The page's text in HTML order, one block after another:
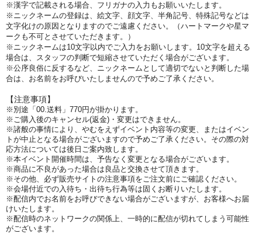
※漢字で記載される場合、フリガナの入力もお願いいたします。
※ニックネームの登録は、絵文字、顔文字、半角記号、特殊記号などは
文字化けの原因となりますのでご遠慮ください。（ハートマークや星マ
ークも不可とさせていただきます。）
※ニックネームは10文字以内でご入力をお願いします。10文字を超える
場合は、スタッフの判断で短縮させていただく場合がございます。
※公序良俗に反するなど、ニックネームとして適切でないと判断した場
合は、お名前をお呼びいたしませんので予めご了承ください。
【注意事項】
※別途「00.送料」770円が掛かります。
※ご購入後のキャンセル(返金)・変更はできません。
※諸般の事情により、やむをえずイベント内容等の変更、またはイベン
トが中止となる場合がございますので予めご了承ください。その際の対
応方法については後日ご案内致します。
※本イベント開催時間は、予告なく変更となる場合がございます。
※商品に不良があった場合は良品と交換させて頂きます。
※その他、必ず販売サイトの注意事項をご注文前にご確認ください。
※会場付近での入待ち・出待ち行為等は固くお断りいたします。
※配信内でお名前をお呼びできない場合がございますが、お客様へお届
けいたします。
※配信時のネットワークの関係上、一時的に配信が切れてしまう可能性
がございます。